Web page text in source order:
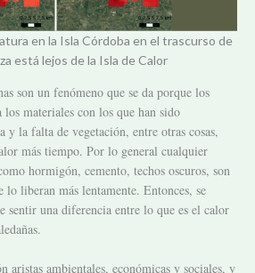
en la Isla Córdoba en el trascurso de
está lejos de la Isla de Calor
son un fenómeno que se da porque los
materiales con los que han sido
y la falta de vegetación, entre otras cosas,
más tiempo. Por lo general cualquier
hormigón, cemento, techos oscuros, son
lo liberan más lentamente. Entonces, se
sentir una diferencia entre lo que es el calor
aristas ambientales, económicas y sociales, y